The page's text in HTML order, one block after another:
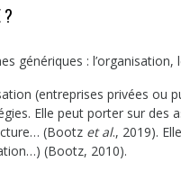
?
génériques :
(entreprises privées ou
Elle peut porter sur des
(Bootz et al., 2019).
(Bootz, 2010).